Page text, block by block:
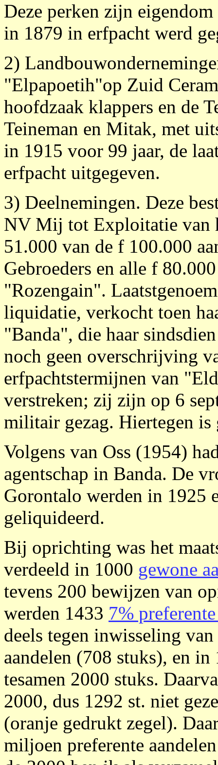
Deze perken zijn
in 1879 in erfpacht werd
2)
"Elpapoetih"op Zuid
hoofdzaak klappers en de
Teineman en Mitak, met
in 1915 voor 99 jaar, de
erfpacht uitgegeven.
3) Deelnemingen. Deze
NV Mij tot Exploitatie van
51.000 van de f 100.000
Gebroeders en alle f
"Rozengain".
liquidatie, verkocht toen
"Banda", die haar
noch geen overschrijving
erfpachtstermijnen van
verstreken; zij zijn op 6
militair gezag. Hiertegen is
Volgens van Oss (1954)
agentschap in Banda. De
Gorontalo werden in 1925
geliquideerd.
Bij oprichting was het
verdeeld in 1000 gewone
tevens 200 bewijzen van
werden 1433 7%
deels tegen inwisseling
aandelen (708 stuks), en
tesamen 2000 stuks.
2000, dus 1292 st. niet
(oranje gedrukt zegel).
miljoen preferente